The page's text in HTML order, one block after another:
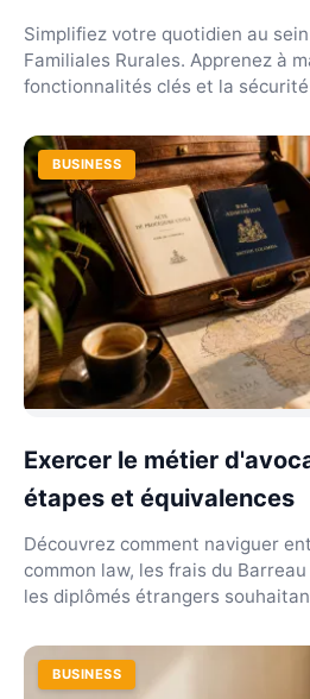
Simplifiez votre quotidien au
Familiales Rurales. Apprenez à
fonctionnalités clés et la
BUSINESS
Exercer le métier
étapes et équivalences
Découvrez comment naviguer
common law, les frais du
les diplômés étrangers
BUSINESS